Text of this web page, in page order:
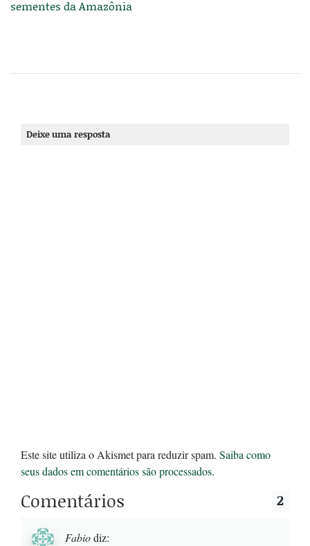
sementes da Amazônia
Deixe uma resposta
Este site utiliza o Akismet para reduzir spam. Saiba como
seus dados em comentários são processados.
Comentários 2
Fabiodiz: